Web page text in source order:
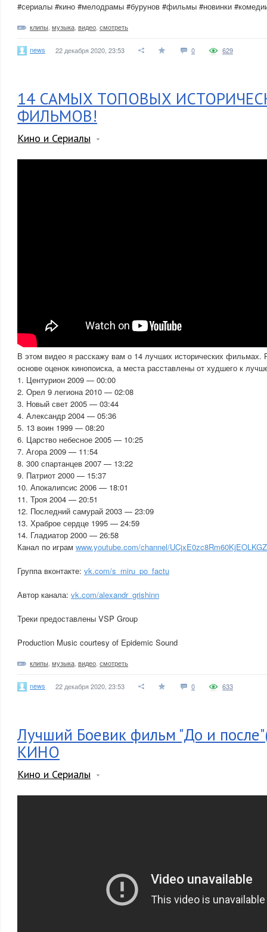
#сериалы #кино #мелодрамы #бурунов #фильмы #новинки
клипы музыка видео смотреть
news 22 декабря 2020, 23:53 0 629
14 САМЫХ ТОПОВЫХ
ФИЛЬМОВ!
Кино и Сериалы
В этом видео я расскажу вам о 14 лучших исторических фильмах.
основе оценок кинопоиска, а места расставлены от худшего к
1. Центурион 2009 — 00:00
2. Орел 9 легиона 2010 — 02:08
3. Новый свет 2005 — 03:44
4. Александр 2004 — 05:36
5. 13 воин 1999 — 08:20
6. Царство небесное 2005 — 10:25
7. Агора 2009 — 11:54
8. 300 спартанцев 2007 — 13:22
9. Патриот 2000 — 15:37
10. Апокалипсис 2006 — 18:01
11. Троя 2004 — 20:51
12. Последний самурай 2003 — 23:09
13. Храброе сердце 1995 — 24:59
14. Гладиатор 2000 — 26:58
Канал по играм www.youtube.com/channel/
Группа вконтакте: vk.com/s_miru_po_factu
Автор канала: vk.com/alexandr_grishinn
Треки предоставлены VSP Group
Production Music courtesy of Epidemic Sound
клипы музыка видео смотреть
news 22 декабря 2020, 23:53 0 633
Лучший Боевик фильм "До и
КИНО
Кино и Сериалы